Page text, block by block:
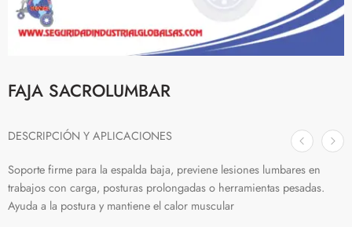
FAJA SACROLUMBAR
DESCRIPCIÓN Y APLICACIONES
Soporte firme para la espalda baja, previene lesiones lumbares en
trabajos con carga, posturas prolongadas o herramientas pesadas.
Ayuda a la postura y mantiene el calor muscular